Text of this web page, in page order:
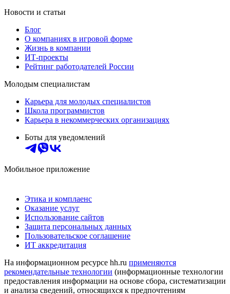
Новости и статьи
Блог
О компаниях в игровой форме
Жизнь в компании
ИТ-проекты
Рейтинг работодателей России
Молодым специалистам
Карьера для молодых специалистов
Школа программистов
Карьера в некоммерческих организациях
Боты для уведомлений
Мобильное приложение
Этика и комплаенс
Оказание услуг
Использование сайтов
Защита персональных данных
Пользовательское соглашение
ИТ аккредитация
На информационном ресурсе hh.ru применяются
рекомендательные технологии (информационные технологии
предоставления информации на основе сбора, систематизации
и анализа сведений, относящихся к предпочтениям